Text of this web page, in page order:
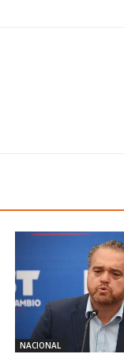
NACIONAL